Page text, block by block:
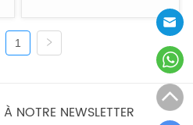
1
NOTRE NEWSLETTER